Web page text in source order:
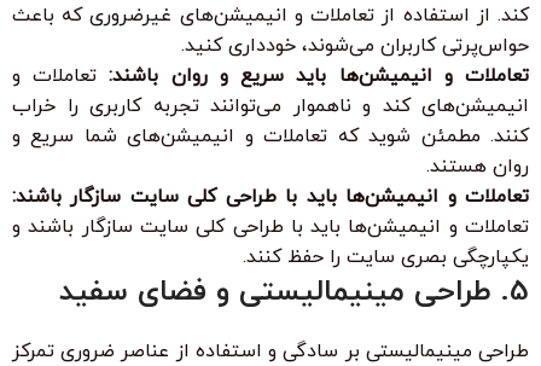
کند. از استفاده از تعاملات و انیمیشن‌های غیرضروری که باعث
حواس‌پرتی کاربران می‌شوند، خودداری کنید.
تعاملات و انیمیشن‌ها باید سریع و روان باشند:تعاملات و
انیمیشن‌های کند و ناهموار می‌توانند تجربه کاربری را خراب
کنند. مطمئن شوید که تعاملات و انیمیشن‌های شما سریع و
روان هستند.
تعاملات و انیمیشن‌ها باید با طراحی کلی سایت سازگار باشند:
تعاملات و انیمیشن‌ها باید با طراحی کلی سایت سازگار باشند و
یکپارچگی بصری سایت را حفظ کنند.
5. طراحی مینیمالیستی و فضای سفید
طراحی مینیمالیستی بر سادگی و استفاده از عناصر ضروری تمرکز